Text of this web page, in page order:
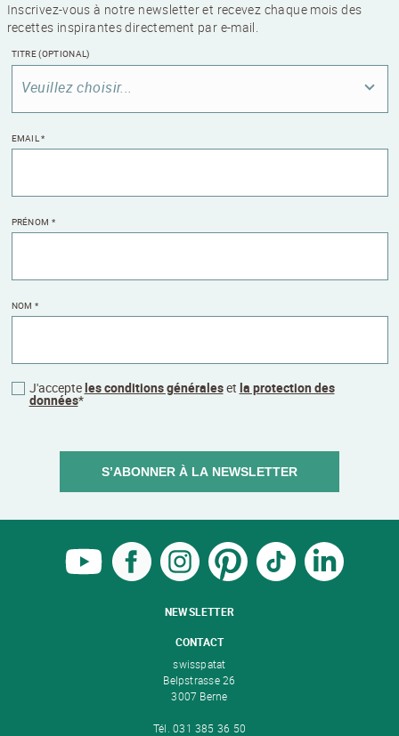
Inscrivez-vous à notre newsletter et recevez chaque mois des
recettes inspirantes directement par e-mail.
TITRE(OPTIONAL)
Veuillez choisir...
EMAIL*
PRÉNOM *
NOM *
J'accepteles conditions généraleset la protection des
données*
S’ABONNER À LA NEWSLETTER
NEWSLETTER
CONTACT
swisspatat
Belpstrasse 26
3007 Berne
Tél. 031 385 36 50